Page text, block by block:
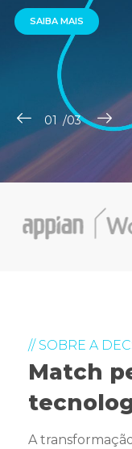
SAIBA MAIS
// SOBRE A
Match
A